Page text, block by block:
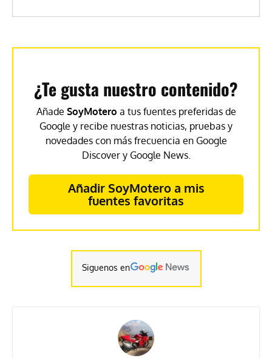
¿Te gusta nuestro contenido?
Añade SoyMotero a tus fuentes preferidas de
Google y recibe nuestras noticias, pruebas y
novedades con más frecuencia en Google
Discover y Google News.
Añadir SoyMotero a mis
fuentes favoritas
Siguenos en